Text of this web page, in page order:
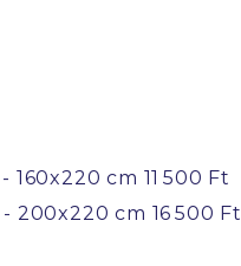
160x220 cm 11 500 Ft
200x220 cm 16 500 Ft